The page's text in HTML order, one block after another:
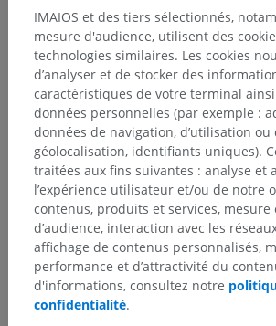
Traductions
Vous avez vu une erreur ?
N’hésitez pas à nous suggérer une
traduction, une amélioration de
Signaler un problème
TÉLÉCHARGEZ L'APPLI
IMAIOS et des tiers sélectionnés,
mesure d'audience, utilisent des
technologies similaires. Les cookies
d’analyser et de stocker des
caractéristiques de votre terminal
données personnelles (par exemple :
données de navigation, d’utilisation ou
géolocalisation, identifiants uniques).
traitées aux fins suivantes : analyse et
l’expérience utilisateur et/ou de notre
contenus, produits et services, mesure
d’audience, interaction avec les
affichage de contenus personnalisés,
performance et d’attractivité du
d'informations, consultez notre
confidentialité.